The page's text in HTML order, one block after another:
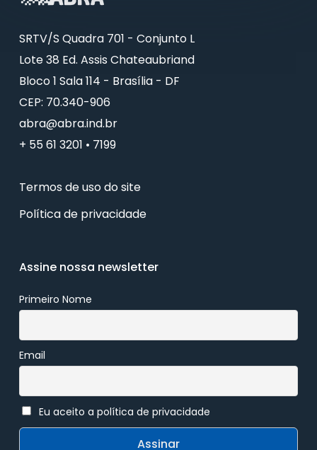
SRTV/S Quadra 701 - Conjunto L
Lote 38 Ed. Assis Chateaubriand
Bloco 1 Sala 114 - Brasília - DF
CEP: 70.340-906
abra@abra.ind.br
+ 55 61 3201 • 7199
Termos de uso do site
Política de privacidade
Assine nossa newsletter
Primeiro Nome
Email
Eu aceito a política de privacidade